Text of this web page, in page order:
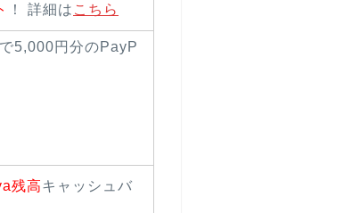
！ 詳細は こちら
5,000円分のPayP
残高キャッシュバ